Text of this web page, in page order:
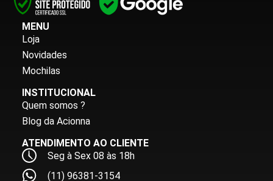
MENU
Loja
Novidades
Mochilas
INSTITUCIONAL
Quem somos ?
Blog da Acionna
ATENDIMENTO AO CLIENTE
Seg à Sex 08 às 18h
(11) 96381-3154